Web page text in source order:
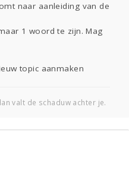
Viva zoekt
Aangeboden
Doen
Zien
naar aanleiding van de
1 woord te zijn. Mag
topic aanmaken
valt de schaduw achter je.